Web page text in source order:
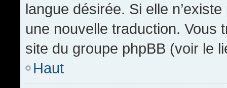
langue désirée. Si elle
une nouvelle traduction. Vous
site du groupe phpBB (voir le
Haut